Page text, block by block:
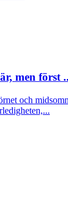
men först
och